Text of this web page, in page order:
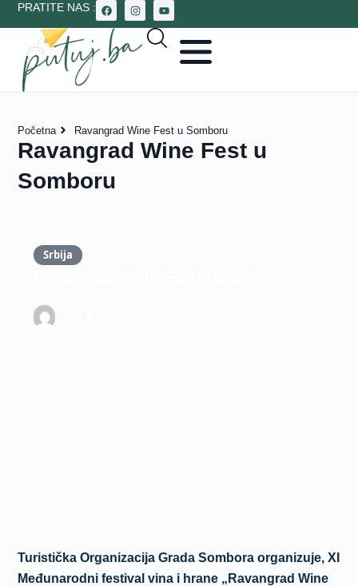
PRATITE NAS :
Početna Ravangrad Wine Fest u Somboru
Ravangrad Wine Fest u
Somboru
Srbija
Turistička Organizacija Grada Sombora organizuje, XI
Međunarodni festival vina i hrane „Ravangrad Wine